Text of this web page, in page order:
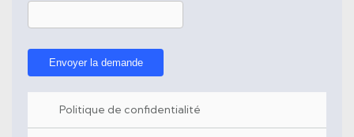
Politique de confidentialité